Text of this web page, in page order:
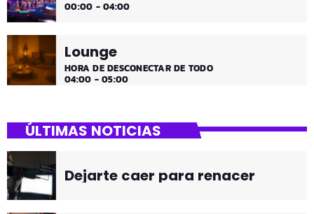
00:00 - 04:00
Lounge
HORA DE DESCONECTAR DE TODO
04:00 - 05:00
ÚLTIMAS NOTICIAS
Dejarte caer para renacer